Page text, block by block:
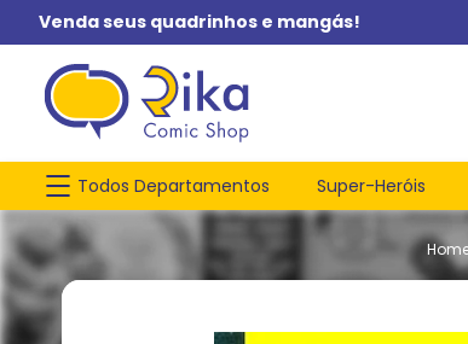
Venda seus quadrinhos e mangás!
Todos Departamentos Super-Heróis